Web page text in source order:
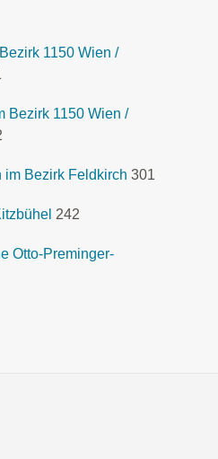
1150 Wien /
Bezirk 1150 Wien /
im Bezirk Feldkirch 301
242
Otto-Preminger-